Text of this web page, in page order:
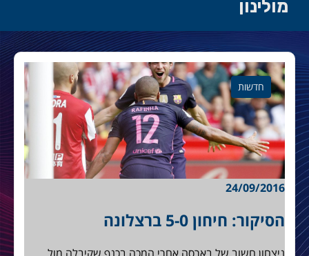
מולינון
חדשות
24/09/2016
הסיקור: חיחון 5-0 ברצלונה